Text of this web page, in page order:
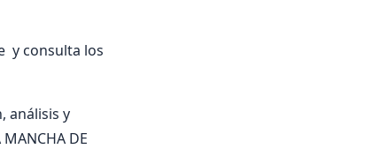
y consulta los
análisis y
DE